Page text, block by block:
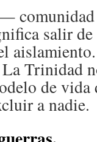
salir
Trinidad
de vida
a nadie.